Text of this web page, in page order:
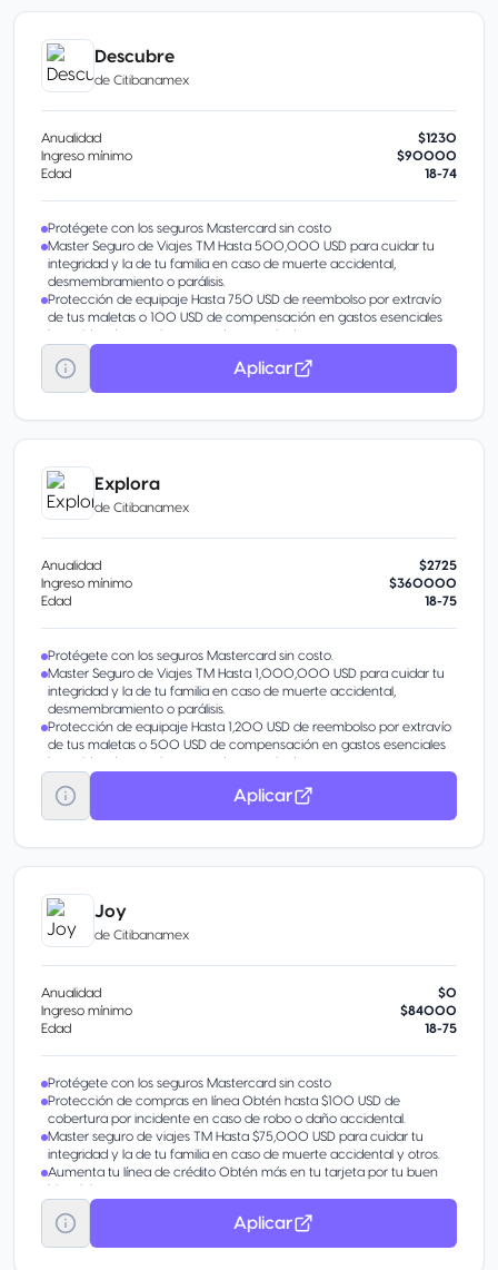
Descubre
de Citibanamex
Anualidad
$1230
Ingreso mínimo
$90000
Edad
18-74
Protégete con los seguros Mastercard sin costo
Master Seguro de Viajes TM Hasta 500,000 USD para cuidar tu
integridad y la de tu familia en caso de muerte accidental,
desmembramiento o parálisis.
Protección de equipaje Hasta 750 USD de reembolso por extravío
de tus maletas o 100 USD de compensación en gastos esenciales
incurridos durante la espera de tu equipaje.
Garantía Extendida Hasta 1 año adicional de garantía al ofrecido por
el fabricante con cobertura de 5,000 USD por incidente o 10,000
USD por año para reparaciones.
obtén beneficios extra por invitación
Disponible Banamex Convierte parte de tu línea de crédito en
Transfiere tu deuda Sin importar en qué banco está.
Aumenta tu línea de crédito Obtén más en tu tarjeta por tu buen
historial.
Aplicar
Explora
de Citibanamex
Anualidad
$2725
Ingreso mínimo
$360000
Edad
18-75
Protégete con los seguros Mastercard sin costo.
Master Seguro de Viajes TM Hasta 1,000,000 USD para cuidar tu
integridad y la de tu familia en caso de muerte accidental,
desmembramiento o parálisis.
Protección de equipaje Hasta 1,200 USD de reembolso por extravío
de tus maletas o 500 USD de compensación en gastos esenciales
incurridos durante la espera de tu equipaje.
Garantía Extendida Hasta 1 año adicional de garantía al ofrecido por
el fabricante con cobertura de 5,000 USD por incidente o 10,000
USD por año para reparaciones.
Disponible Banamex Convierte parte de tu línea de crédito en
efectivo con tasa preferencial. Beneficio por invitación.
Aumenta tu línea de crédito Obtén más en tu tarjeta por tu buen
historial.
Pagos Fijos Banamex® Parcializa tus compras o saldo.
Aplicar
Joy
de Citibanamex
Anualidad
$0
Ingreso mínimo
$84000
Edad
18-75
Protégete con los seguros Mastercard sin costo
Protección de compras en línea Obtén hasta $100 USD de
cobertura por incidente en caso de robo o daño accidental.
Master seguro de viajes TM Hasta $75,000 USD para cuidar tu
integridad y la de tu familia en caso de muerte accidental y otros.
Aumenta tu línea de crédito Obtén más en tu tarjeta por tu buen
historial.
Transfiere tu deuda De otros bancos con tasa de interés
preferencial.
Obtén pagos fijos Parcializa tus compras o saldo con una tasa
Aplicar